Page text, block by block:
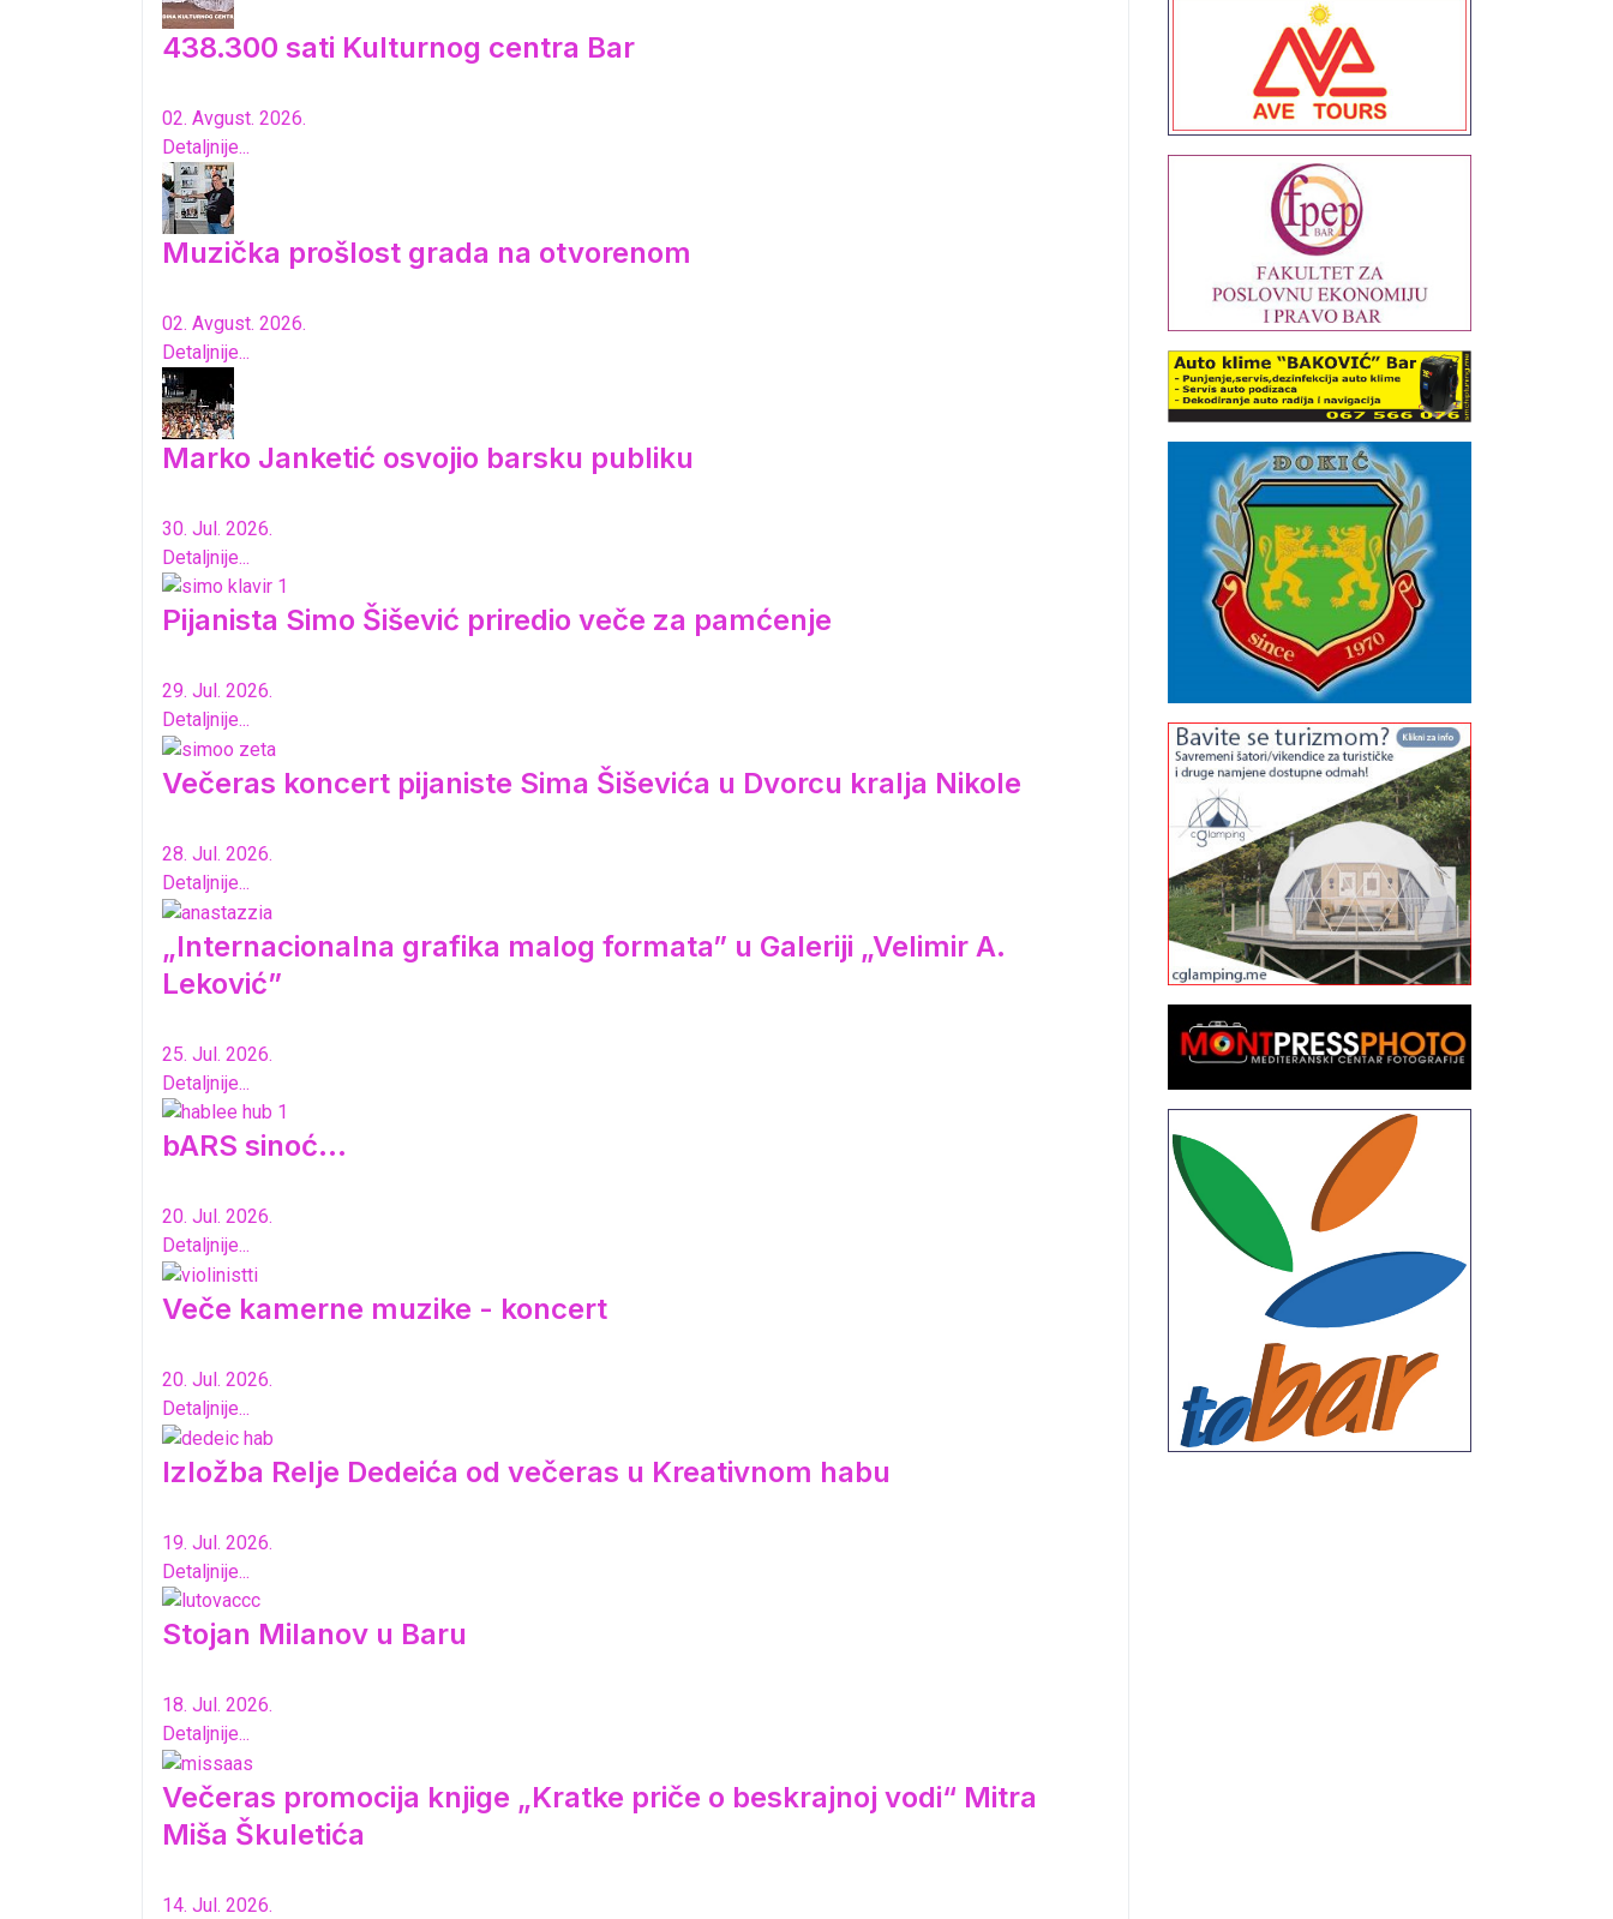
438.300 sati Kulturnog centra Bar
02. Avgust. 2026.
Detaljnije...
Muzička prošlost grada na otvorenom
02. Avgust. 2026.
Detaljnije...
Marko Janketić osvojio barsku publiku
30. Jul. 2026.
Detaljnije...
Pijanista Simo Šišević priredio veče za pamćenje
29. Jul. 2026.
Detaljnije...
Večeras koncert pijaniste Sima Šiševića u Dvorcu kralja Nikole
28. Jul. 2026.
Detaljnije...
„Internacionalna grafika malog formata” u Galeriji „Velimir A.
Leković”
25. Jul. 2026.
Detaljnije...
bARS sinoć...
20. Jul. 2026.
Detaljnije...
Veče kamerne muzike - koncert
20. Jul. 2026.
Detaljnije...
Izložba Relje Dedeića od večeras u Kreativnom habu
19. Jul. 2026.
Detaljnije...
Stojan Milanov u Baru
18. Jul. 2026.
Detaljnije...
Večeras promocija knjige „Kratke priče o beskrajnoj vodi“ Mitra
Miša Škuletića
14. Jul. 2026.